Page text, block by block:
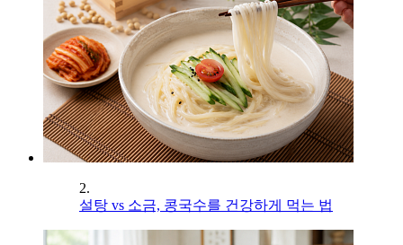
2.
설탕 vs 소금, 콩국수를 건강하게 먹는 법